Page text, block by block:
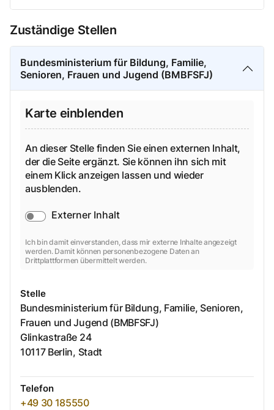
Zuständige Stellen
Bundesministerium für Bildung, Familie,
Senioren, Frauen und Jugend (BMBFSFJ)
Karte einblenden
An dieser Stelle finden Sie einen externen Inhalt,
der die Seite ergänzt. Sie können ihn sich mit
einem Klick anzeigen lassen und wieder
ausblenden.
Externer Inhalt
Ich bin damit einverstanden, dass mir externe Inhalte angezeigt
werden. Damit können personenbezogene Daten an
Drittplattformen übermittelt werden.
Stelle
Bundesministerium für Bildung, Familie, Senioren,
Frauen und Jugend (BMBFSFJ)
Glinkastraße 24
10117 Berlin, Stadt
Telefon
+49 30 185550